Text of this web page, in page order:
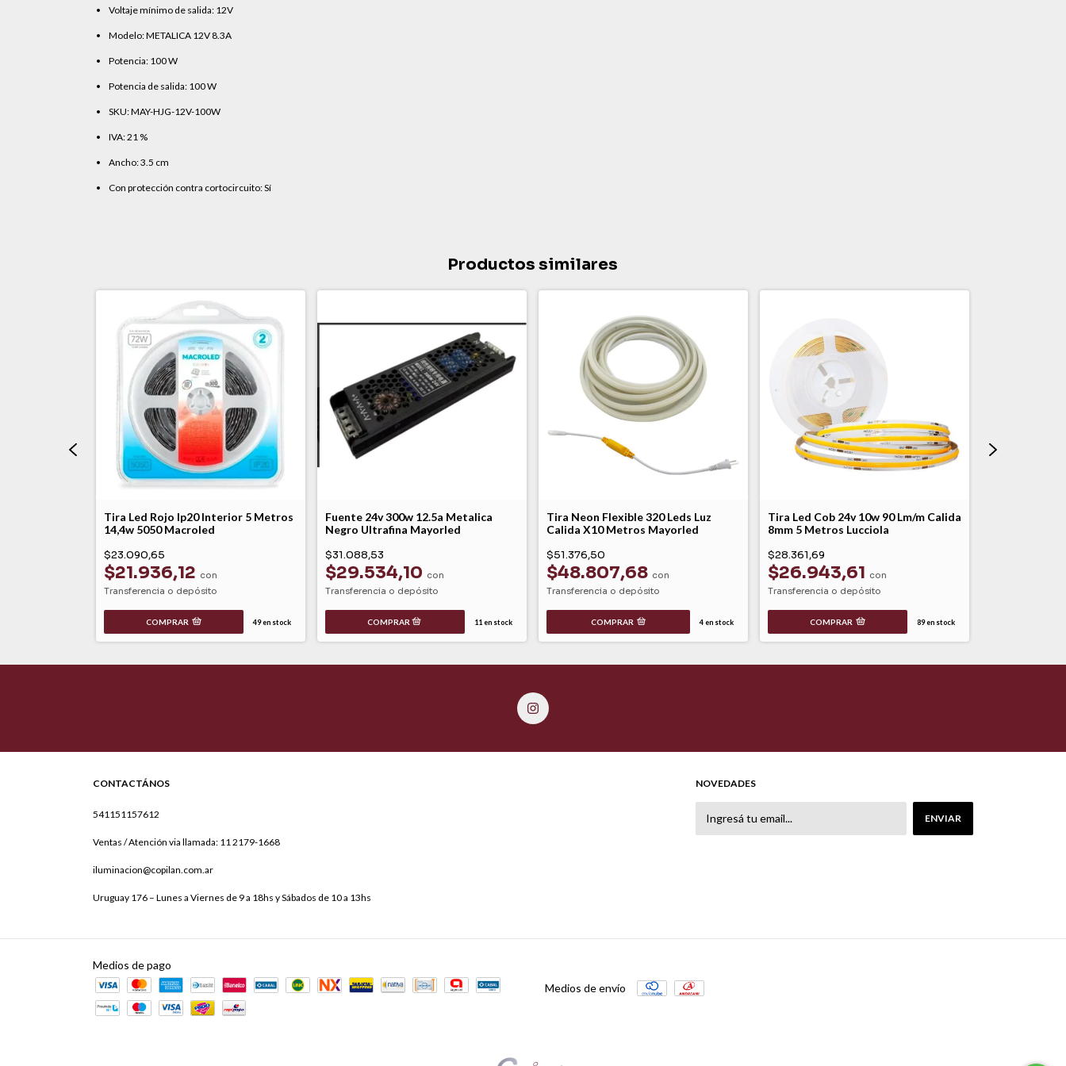
Voltaje mínimo de salida: 12V
Modelo: METALICA 12V 8.3A
Potencia: 100 W
Potencia de salida: 100 W
SKU: MAY-HJG-12V-100W
IVA: 21 %
Ancho: 3.5 cm
Con protección contra cortocircuito: Sí
Productos similares
Tira Led Rojo Ip20 Interior 5 Metros
14,4w 5050 Macroled
$23.090,65
$21.936,12 con
Transferencia o depósito
COMPRAR 49en stock
Fuente 24v 300w 12.5a Metalica
Negro Ultrafina Mayorled
$31.088,53
$29.534,10 con
Transferencia o depósito
11 en stock
Tira Neon Flexible 320 Leds Luz
Calida X10 Metros Mayorled
$51.376,50
$48.807,68 con
Transferencia o depósito
COMPRAR 4en stock
Tira Led Cob 24v 10w 90 Lm/m Calida
8mm 5 Metros Lucciola
$28.361,69
$26.943,61 con
Transferencia o depósito
COMPRAR 89en stock
CONTACTÁNOS
541151157612
Ventas / Atención via llamada: 11 2179-1668
iluminacion@copilan.com.ar
Uruguay 176 – Lunes a Viernes de 9 a 18hs y Sábados de 10 a 13hs
NOVEDADES
Medios de pago
Medios de envío